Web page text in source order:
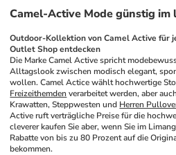
Camel-Active Mode günstig
Outdoor-Kollektion von Camel Active für
Outlet Shop entdecken
Die Marke Camel Active spricht
Alltagslook zwischen modisch elegant,
Freizeithemden verarbeitet werden, aber
Krawatten, Steppwesten und Herren
Active ruft verträgliche Preise für die
cleverer kaufen Sie aber, wenn Sie im
Rabatte von bis zu 80 Prozent auf die
bekommen.